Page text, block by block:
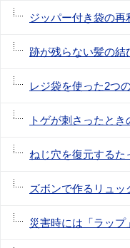
ジッパー付き袋の再
跡が残らない髪の結
レジ袋を使った2つ
トゲが刺さったと
ねじ穴を復元する
ズボンで作るリュッ
災害時には「ラップ